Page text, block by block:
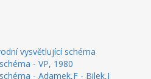
vysvětlující schéma
- VP, 1980
- Adamek,F - Bilek,J